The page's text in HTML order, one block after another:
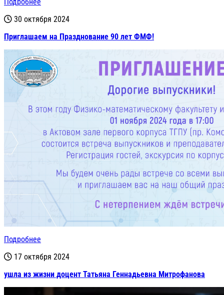
30 октября 2024
Приглашаем на Празднование 90 лет ФМФ!
Подробнее
17 октября 2024
ушла из жизни доцент Татьяна Геннадьевна Митрофанова